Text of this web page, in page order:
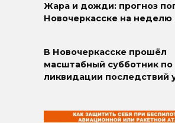
Жара и дожди: прогноз
Новочеркасске на неделю
В Новочеркасске прошёл
масштабный субботник по
ликвидации последствий